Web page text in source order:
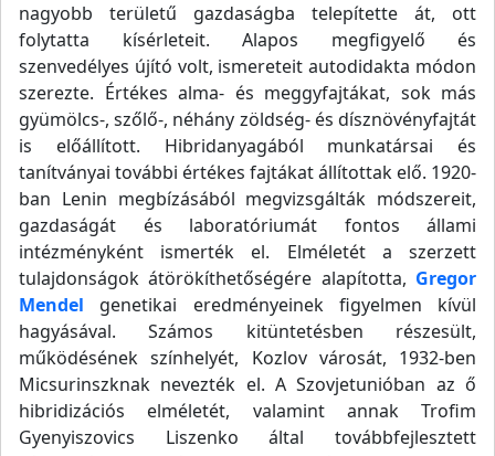
nagyobb területű gazdaságba telepítette át, ott
folytatta kísérleteit. Alapos megfigyelő és
szenvedélyes újító volt, ismereteit autodidakta módon
szerezte. Értékes alma- és meggyfajtákat, sok más
gyümölcs-, szőlő-, néhány zöldség- és dísznövényfajtát
is előállított. Hibridanyagából munkatársai és
tanítványai további értékes fajtákat állítottak elő. 1920-
ban Lenin megbízásából megvizsgálták módszereit,
gazdaságát és laboratóriumát fontos állami
intézményként ismerték el. Elméletét a szerzett
tulajdonságok átörökíthetőségére alapította, Gregor
Mendel genetikai eredményeinek figyelmen kívül
hagyásával. Számos kitüntetésben részesült,
működésének színhelyét, Kozlov városát, 1932-ben
Micsurinszknak nevezték el. A Szovjetunióban az ő
hibridizációs elméletét, valamint annak Trofim
Gyenyiszovics Liszenko által továbbfejlesztett